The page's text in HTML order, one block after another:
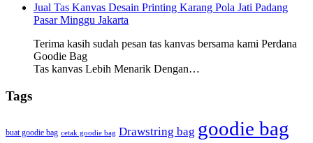
Jual Tas Kanvas Desain Printing Karang Pola Jati Padang
Pasar Minggu Jakarta
Terima kasih sudah pesan tas kanvas bersama kami Perdana
Goodie Bag
Tas kanvas Lebih Menarik Dengan…
Tags
buat goodie bag cetak goodie bag Drawstring bag goodie bag